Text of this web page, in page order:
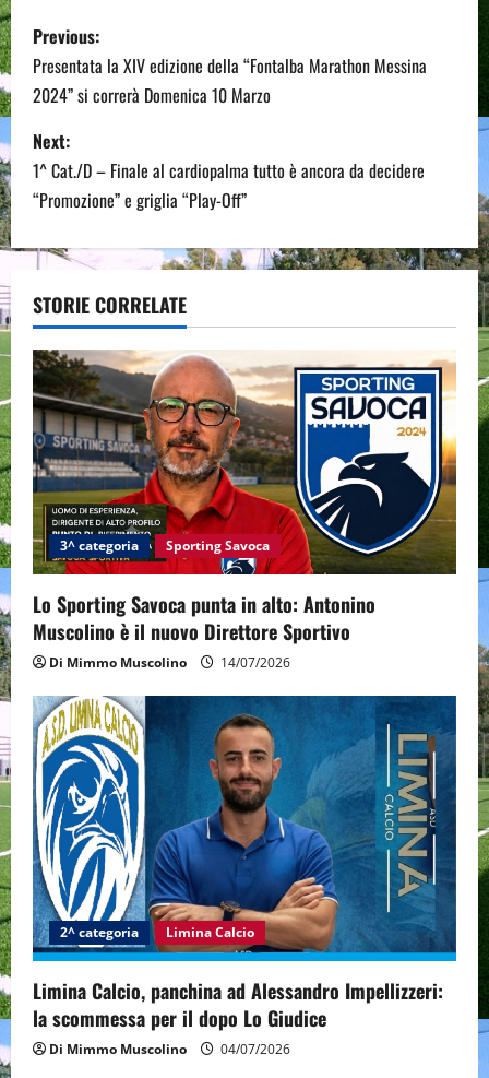
P
o
s
t
n
a
v
i
g
a
t
i
o
n
Previous:
Presentata la XIV edizione della “Fontalba Marathon Messina
2024” si correrà Domenica 10 Marzo
Next:
1^ Cat./D – Finale al cardiopalma tutto è ancora da decidere
“Promozione” e griglia “Play-Off”
STORIE CORRELATE
3^ categoria Sporting Savoca
Lo Sporting Savoca punta in alto: Antonino
Muscolino è il nuovo Direttore Sportivo
Di Mimmo Muscolino 14/07/2026
2^ categoria Limina Calcio
Limina Calcio, panchina ad Alessandro Impellizzeri:
la scommessa per il dopo Lo Giudice
Di Mimmo Muscolino 04/07/2026